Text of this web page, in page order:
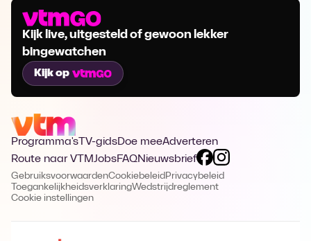
Kijk live, uitgesteld of gewoon lekker
bingewatchen
Kijk op
Programma's TV-gidsDoe meeAdverteren
Route naar VTMJobsFAQNieuwsbrief
GebruiksvoorwaardenCookiebeleid Privacybeleid
ToegankelijkheidsverklaringWedstrijdreglement
Cookie instellingen